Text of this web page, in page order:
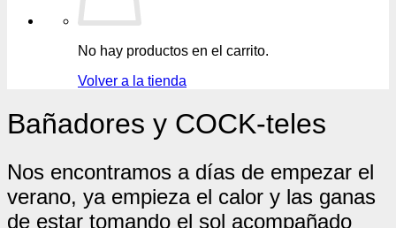
No hay productos en el carrito.
Volver a la tienda
Bañadores y COCK-teles
Nos encontramos a días de empezar el
verano, ya empieza el calor y las ganas
de estar tomando el sol acompañado